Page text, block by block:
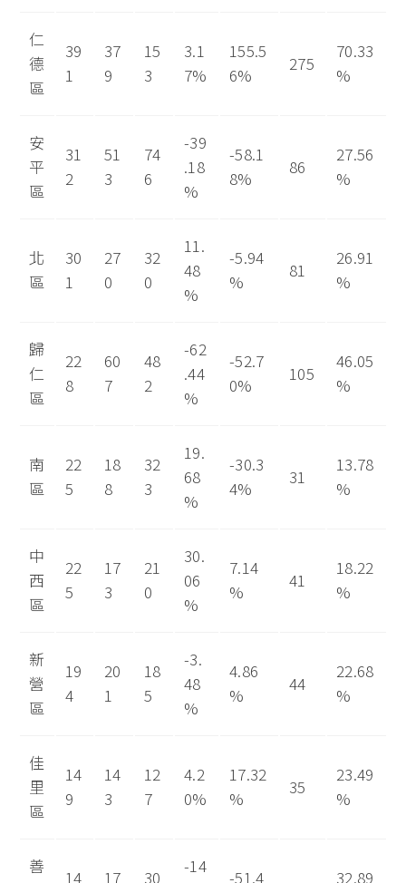
仁
德
區
39
1
37
9
15
3
3.1
7%
155.5
6%
275
70.33
%
安
平
區
31
2
51
3
74
6
-39
.18
%
-58.1
8%
86
27.56
%
北
區
30
1
27
0
32
0
11.
48
%
-5.94
%
81
26.91
%
歸
仁
區
22
8
60
7
48
2
-62
.44
%
-52.7
0%
105
46.05
%
南
區
22
5
18
8
32
3
19.
68
%
-30.3
4%
31
13.78
%
中
西
區
22
5
17
3
21
0
30.
06
%
7.14
%
41
18.22
%
新
營
區
19
4
20
1
18
5
-3.
48
%
4.86
%
44
22.68
%
佳
里
區
14
9
14
3
12
7
4.2
0%
17.32
%
35
23.49
%
善
14 17 30
-14
-51.4 32.89